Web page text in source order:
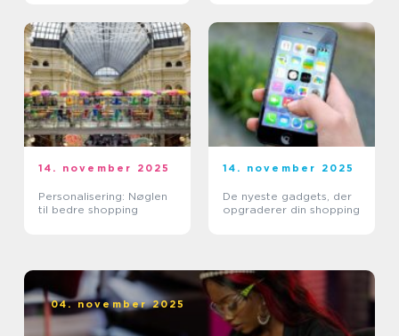
14. november 2025
Personalisering: Nøglen
til bedre shopping
14. november 2025
De nyeste gadgets, der
opgraderer din shopping
04. november 2025